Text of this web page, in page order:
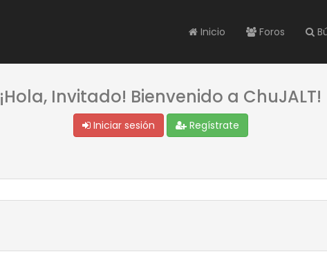
Inicio Foros
¡Hola, Invitado! Bienvenido a ChuJALT!
Iniciar sesión Regístrate